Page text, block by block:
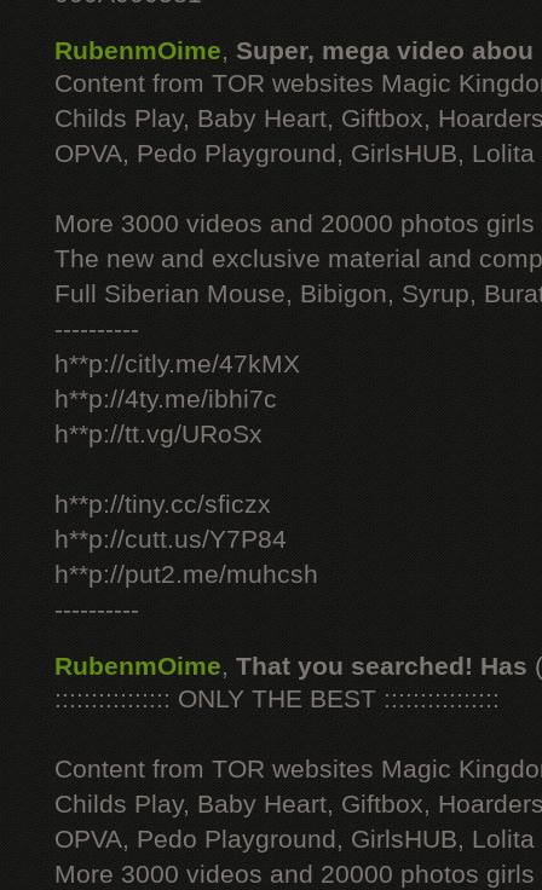
RubenmOime, Super, mega video abou
Content from TOR websites Magic
Childs Play, Baby Heart, Giftbox,
OPVA, Pedo Playground, GirlsHUB, Lolita
More 3000 videos and 20000 photos
The new and exclusive material and
Full Siberian Mouse, Bibigon, Syrup,
----------
h**p://citly.me/47kMX
h**p://4ty.me/ibhi7c
h**p://tt.vg/URoSx
h**p://tiny.cc/sficzx
h**p://cutt.us/Y7P84
h**p://put2.me/muhcsh
----------
RubenmOime, That you searched! Has
:::::::::::::::: ONLY THE BEST ::::::::::::::::
Content from TOR websites Magic
Childs Play, Baby Heart, Giftbox,
OPVA, Pedo Playground, GirlsHUB, Lolita
More 3000 videos and 20000 photos